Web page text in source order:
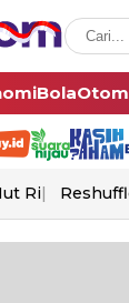
Bola
Ri